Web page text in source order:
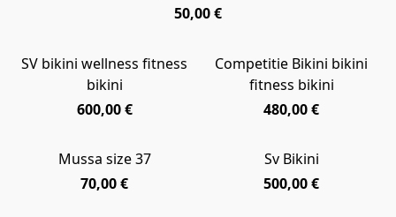
50,00 €
NEW
SV bikini wellness fitness
bikini
600,00 €
SALE
Competitie Bikini bikini
fitness bikini
480,00 €
Mussa size 37
70,00 €
Sv Bikini
500,00 €